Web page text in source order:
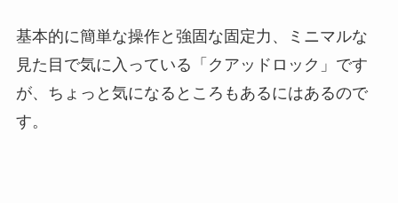
基本的に簡単な操作と強固な固定力、ミニマルな
見た目で気に入っている「クアッドロック」です
が、ちょっと気になるところもあるにはあるので
す。